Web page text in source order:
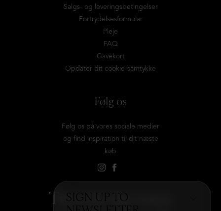
SIGN UP TO
Salgs- og leveringsbetingelser
Fortrydelsesformular
Pleje
FAQ
Gavekort
Opdater dit cookie-samtykke
Følg os
Følg os på vores sociale medier
og find inspiration til dit næste
køb
Tilmeld dig vores